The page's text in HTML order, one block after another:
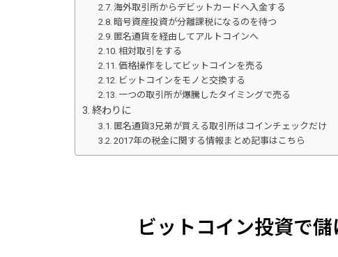
海外取引所からデビットカードへ入金する
暗号資産投資が分離課税になるのを待つ
匿名通貨を経由してアルトコインへ
相対取引をする
価格操作をしてビットコインを売る
ビットコインをモノと交換する
一つの取引所が爆騰したタイミングで売る
終わりに
匿名通貨3兄弟が買える取引所はコインチェックだけ
2017年の税金に関する情報まとめ記事はこちら
ビットコイン投資で